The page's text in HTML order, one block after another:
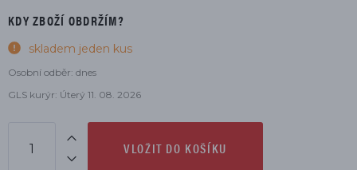
KDY ZBOŽÍ OBDRŽÍM?
skladem jeden kus
Osobní odběr: dnes
GLS kurýr: Úterý 11. 08. 2026
VLOŽIT DO KOŠÍKU